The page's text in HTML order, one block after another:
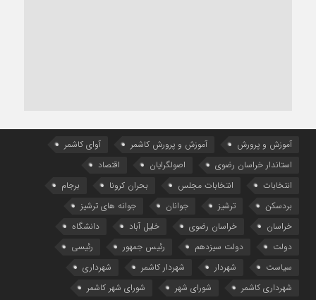
آموزش و پرورش آموزش و پرورش کاشمر
آوای کاشمر
استاندار خراسان رضوی
اصولگرایان
اقتصاد
انتخابات
انتخابات مجلس بحران کرونا
برجام
بردسکن
ترشیز جوانان
جوانه های ترشیز
خراسان
خراسان رضوی خلیل آباد
دانشگاه
دولت
دولت سیزدهم رئیس جمهور
رئیسی
سیاست
شهردار شهردار کاشمر
شهرداری
شهرداری کاشمر
شورای شهر شورای شهر کاشمر